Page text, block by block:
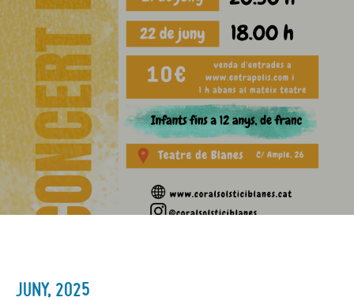
JUNY, 2025